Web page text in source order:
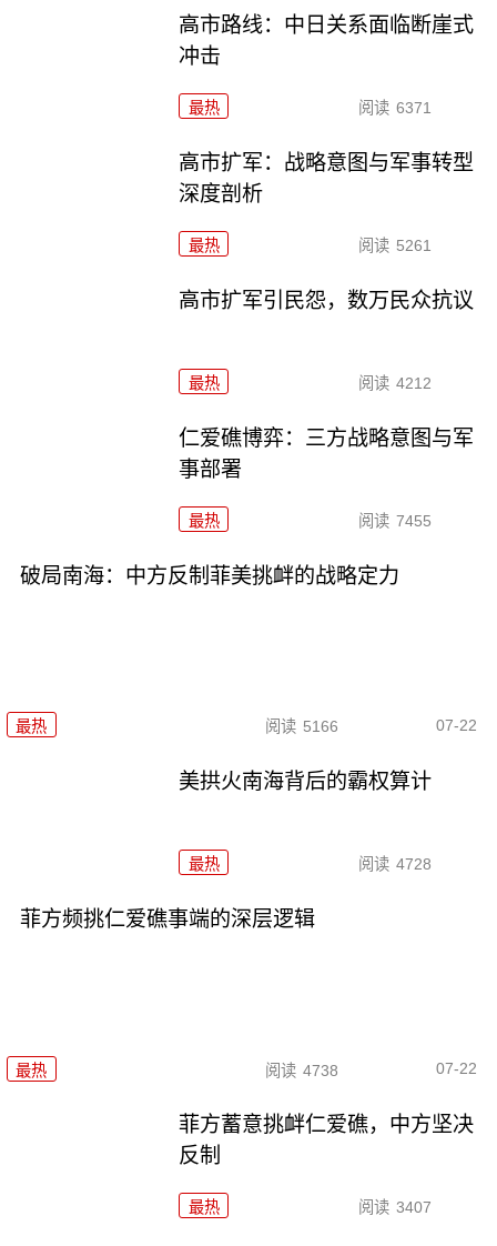
高市路线：中日关系面临断崖式
冲击
最热 阅读 6371
高市扩军：战略意图与军事转型
深度剖析
最热 阅读 5261
高市扩军引民怨，数万民众抗议
最热 阅读 4212
仁爱礁博弈：三方战略意图与军
事部署
最热 阅读 7455
破局南海：中方反制菲美挑衅的战略定力
最热 阅读 5166 07-22
美拱火南海背后的霸权算计
最热 阅读 4728
菲方频挑仁爱礁事端的深层逻辑
最热 阅读 4738 07-22
菲方蓄意挑衅仁爱礁，中方坚决
反制
最热 阅读 3407